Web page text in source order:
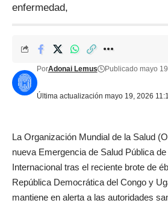
enfermedad,
Última actualización mayo 19, 2026
PorAdonai Lemus Publicado mayo
La Organización Mundial de la Salud
nueva Emergencia de Salud Pública
Internacional tras el reciente brote de
República Democrática del Congo y
mantiene en alerta a las autoridades